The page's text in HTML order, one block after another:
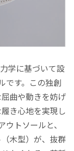
学に基づいて設
です。この独創
曲や動きを妨げ
き心地を実現し
トソールと、
木型）が、抜群